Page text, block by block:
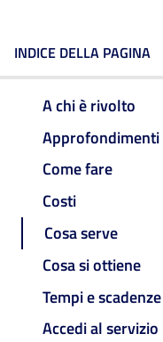
INDICE DELLA PAGINA
A chi è rivolto
Approfondimenti
Come fare
Costi
Cosa serve
Cosa si ottiene
Tempi e scadenze
Accedi al servizio